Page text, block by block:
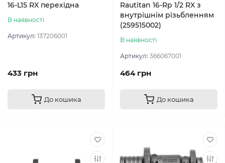
16-L15 RX перехідна
В наявності
Артикул: 137206001
433 грн
До кошика
Rautitan 16-Rp 1/2 RX з
внутрішнім різьбленням
(259515002)
В наявності
Артикул: 366067001
464 грн
До кошика